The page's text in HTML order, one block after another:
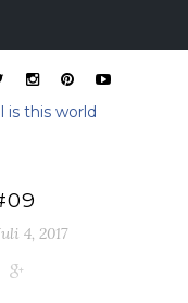
4, 2017